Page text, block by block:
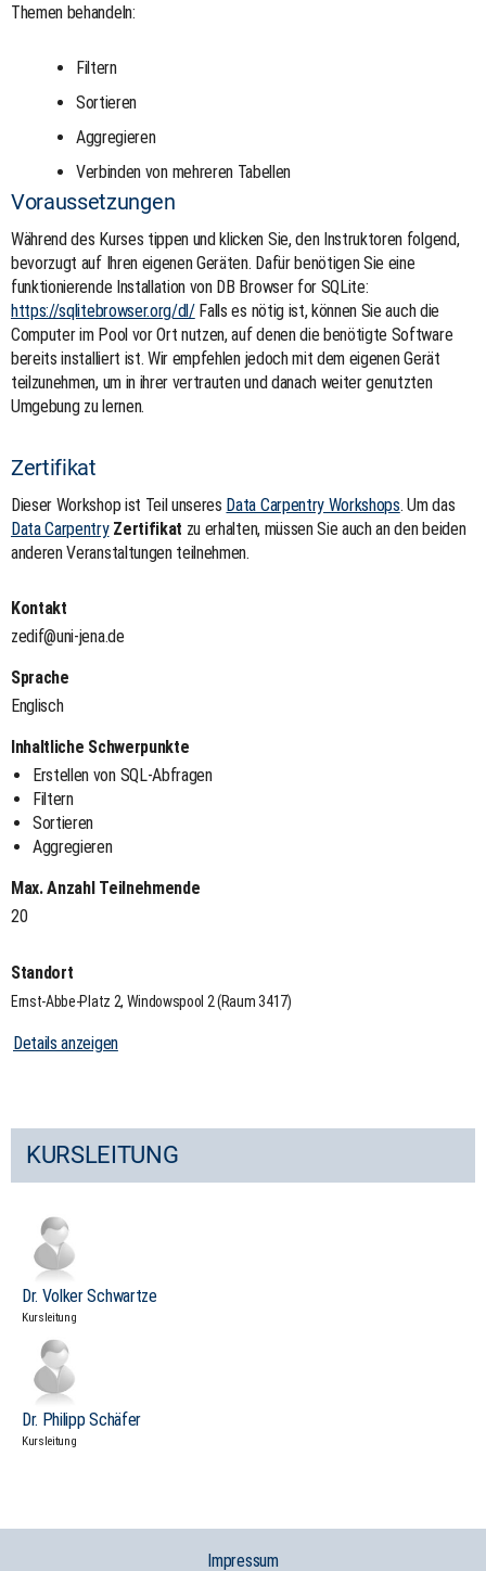
Themen behandeln:
Filtern
Sortieren
Aggregieren
Verbinden von mehreren Tabellen
Voraussetzungen
Während des Kurses tippen und klicken Sie, den Instruktoren folgend,
bevorzugt auf Ihren eigenen Geräten. Dafür benötigen Sie eine
funktionierende Installation von DB Browser for SQLite:
https://sqlitebrowser.org/dl/Falls es nötig ist, können Sie auch die
Computer im Pool vor Ort nutzen, auf denen die benötigte Software
bereits installiert ist. Wir empfehlen jedoch mit dem eigenen Gerät
teilzunehmen, um in ihrer vertrauten und danach weiter genutzten
Umgebung zu lernen.
Zertifikat
Dieser Workshop ist Teil unseres Data Carpentry Workshops. Um das
Data Carpentry Zertifikat zu erhalten, müssen Sie auch an den beiden
anderen Veranstaltungen teilnehmen.
Kontakt
zedif@uni-jena.de
Sprache
Englisch
Inhaltliche Schwerpunkte
Erstellen von SQL-Abfragen
Filtern
Sortieren
Aggregieren
Max. Anzahl Teilnehmende
20
Standort
Ernst-Abbe-Platz 2, Windowspool 2 (Raum 3417)
Details anzeigen
KURSLEITUNG
Dr. Volker Schwartze
Kursleitung
Dr. Philipp Schäfer
Kursleitung
Impressum